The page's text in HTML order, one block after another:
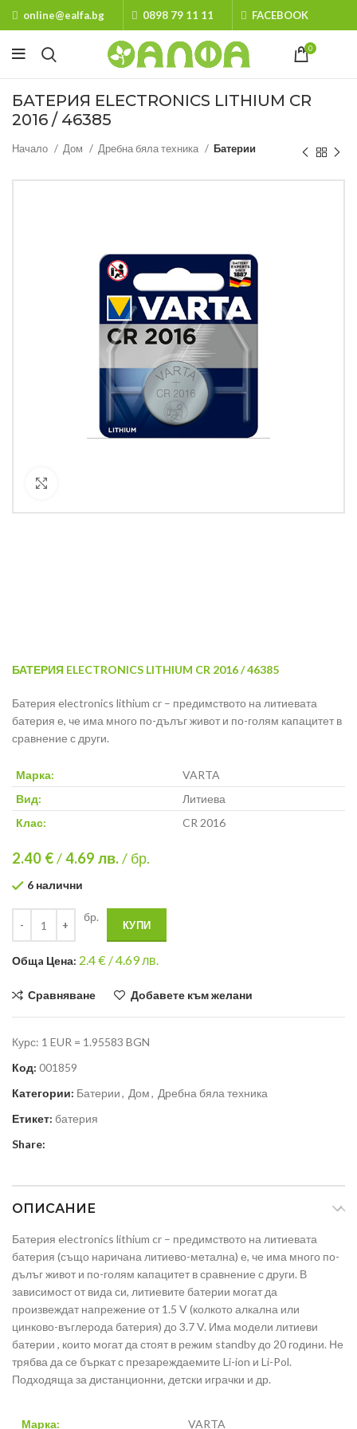
online@ealfa.bg 0898 79 11 11 FACEBOOK
0
БАТЕРИЯ ELECTRONICS LITHIUM CR
2016 / 46385
Начало Дом Дребна бяла техника Батерии
БАТЕРИЯ ELECTRONICS LITHIUM CR 2016 / 46385
Батерия electronics lithium cr – предимството на литиевата
батерия е, че има много по-дълъг живот и по-голям капацитет в
сравнение с други.
Марка:
VARTA
Вид:
Литиева
Клас:
CR 2016
2.40 €/4.69 лв./ бр.
6 налични
бр.
КУПИ
Общa Цена: 2.4€ /4.69 лв.
Сравняване Добавете към желани
Курс: 1 EUR = 1.95583 BGN
Код: 001859
Категории: Батерии, Дом, Дребна бяла техника
Етикет: батерия
Share:
ОПИСАНИЕ
Батерия electronics lithium cr – предимството на литиевата
батерия (също наричана литиево-метална) е, че има много по-
дълъг живот и по-голям капацитет в сравнение с други. В
зависимост от вида си, литиевите батерии могат да
произвеждат напрежение от 1.5 V (колкото алкална или
цинково-въглерода батерия) до 3.7 V. Има модели литиеви
батерии , които могат да стоят в режим standby до 20 години. Не
трябва да се бъркат с презареждаемите Li-ion и Li-Pol.
Подходяща за дистанционни, детски играчки и др.
Марка: VARTA